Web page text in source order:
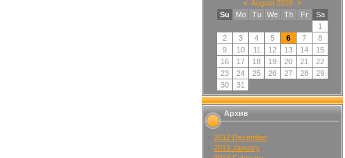
« August 2026 »
Su
Mo Tu We Th Fr
Sa
1
2
3 4 5 6 7
8
9
10 11 12 13 14
15
16
17 18 19 20 21
22
23
24 25 26 27 28
29
30
31
Архив
2012 December
2013 January